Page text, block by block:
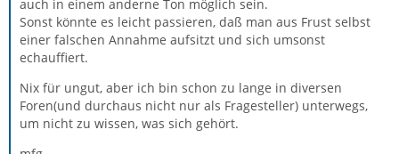
auch in einem anderne Ton möglich sein.
Sonst könnte es leicht passieren, daß man aus Frust selbst
einer falschen Annahme aufsitzt und sich umsonst
echauffiert.
Nix für ungut, aber ich bin schon zu lange in diversen
Foren(und durchaus nicht nur als Fragesteller) unterwegs,
um nicht zu wissen, was sich gehört.